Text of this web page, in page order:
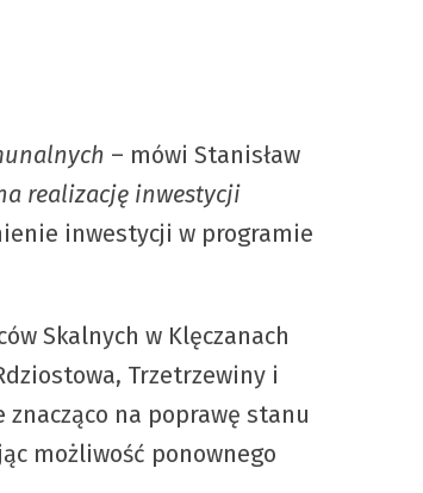
– mówi Stanisław
realizację inwestycji
inwestycji w programie
Skalnych w Klęczanach
Trzetrzewiny i
na poprawę stanu
możliwość ponownego